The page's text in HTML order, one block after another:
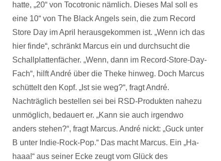
hatte, „20“ von Tocotronic nämlich. Dieses Mal soll es
eine 10“ von The Black Angels sein, die zum Record
Store Day im April herausgekommen ist. „Wenn ich das
hier finde“, schränkt Marcus ein und durchsucht die
Schallplattenfächer. „Wenn, dann im Record-Store-Day-
Fach“, hilft André über die Theke hinweg. Doch Marcus
schüttelt den Kopf. „Ist sie weg?“, fragt André.
Nachträglich bestellen sei bei RSD-Produkten nahezu
unmöglich, bedauert er. „Kann sie auch irgendwo
anders stehen?“, fragt Marcus. André nickt: „Guck unter
B unter Indie-Rock-Pop.“ Das macht Marcus. Ein „Ha-
haaa!“ aus seiner Ecke zeugt vom Glück des